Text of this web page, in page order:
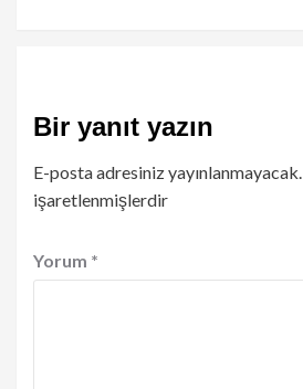
Bir yanıt yazın
E-posta adresiniz yayınlanmayacak.
işaretlenmişlerdir
Yorum *